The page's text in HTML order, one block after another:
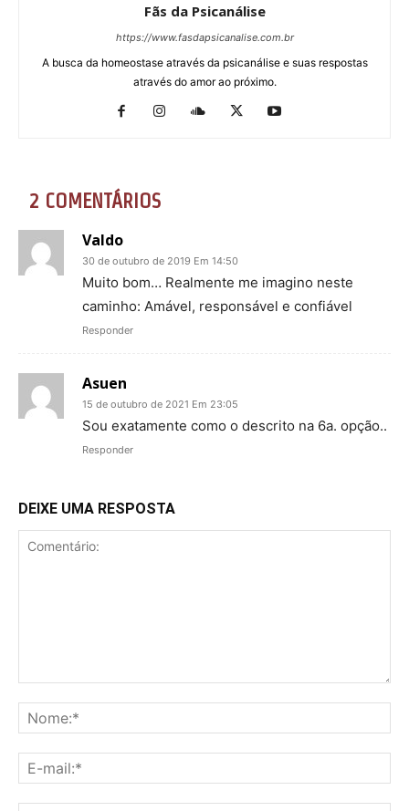
Fãs da Psicanálise
https://www.fasdapsicanalise.com.br
A busca da homeostase através da psicanálise e suas respostas
através do amor ao próximo.
2 COMENTÁRIOS
Valdo
30 de outubro de 2019 Em 14:50
Muito bom… Realmente me imagino neste
caminho: Amável, responsável e confiável
Responder
Asuen
15 de outubro de 2021 Em 23:05
Sou exatamente como o descrito na 6a. opção..
Responder
DEIXE UMA RESPOSTA